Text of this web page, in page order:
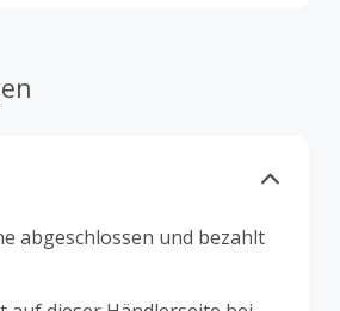
abgeschlossen und bezahlt